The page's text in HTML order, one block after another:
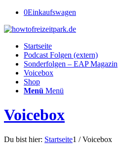
0Einkaufswagen
Startseite
Podcast Folgen (extern)
Sonderfolgen – EAP Magazin
Voicebox
Shop
Menü Menü
Voicebox
Du bist hier: Startseite1 / Voicebox